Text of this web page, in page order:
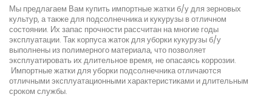
Мы предлагаем Вам купить импортные жатки б/у для зерновых
культур, а также для подсолнечника и кукурузы в отличном
состоянии. Их запас прочности рассчитан на многие годы
эксплуатации. Так корпуса жаток для уборки кукурузы б/у
выполнены из полимерного материала, что позволяет
эксплуатировать их длительное время, не опасаясь коррозии.
Импортные жатки для уборки подсолнечника отличаются
отличными эксплуатационными характеристиками и длительным
сроком службы.